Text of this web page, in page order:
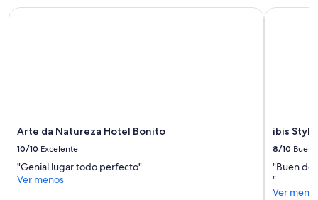
adultos.
cambios.
Aplican
términos
adicionales.
Arte da Natureza Hotel Bonito
10/10 Excelente
"Genial lugar todo perfecto"
Ver menos
Arte da Natureza Hotel Bonito
ibis
8/10 Bueno
"Buen
"
Ver
ibis